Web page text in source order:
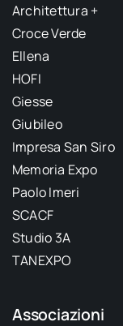
Architettura +
Croce Verde
Ellena
HOFI
Giesse
Giubileo
Impresa San Siro
Memoria Expo
Paolo Imeri
SCACF
Studio 3A
TANEXPO
Associazioni